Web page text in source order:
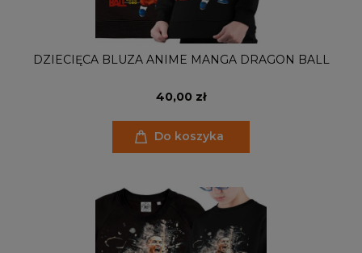
DZIECIĘCA BLUZA ANIME MANGA DRAGON BALL
40,00 zł
Do koszyka